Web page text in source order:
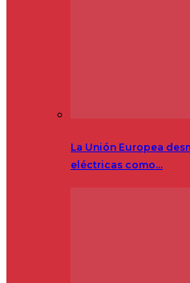
La Unión Europea
eléctricas como…